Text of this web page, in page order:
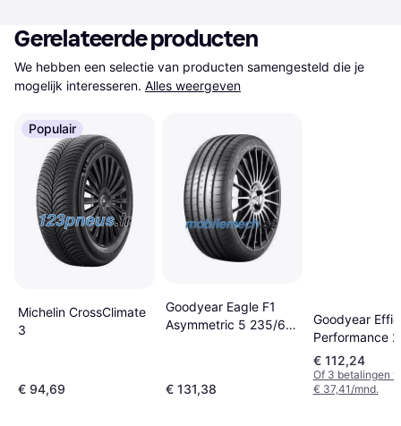
Gerelateerde producten
We hebben een selectie van producten samengesteld die je
mogelijk interesseren. Alles weergeven
Populair
Michelin CrossClimate
3
€ 94,69
Goodyear Eagle F1
Asymmetric 5 235/60
€ 131,38
Goodyear
Performance 2
205/50 R17
€ 112,24
Of 3 betalingen
€ 37,41/mnd.